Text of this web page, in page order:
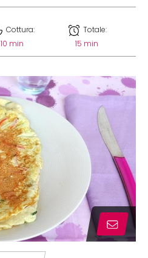
Cottura:
10 min
Totale:
15 min